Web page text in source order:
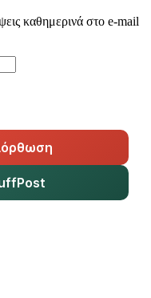
καθημερινά στο e-mail